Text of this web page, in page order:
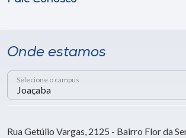
Onde estamos
Selecione o campus
Rua Getúlio Vargas, 2125 - Bairro Flor da